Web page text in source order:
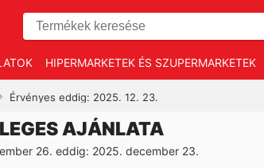
HIPERMARKETEK ÉS SZUPERMARKETEK
Érvényes eddig: 2025. 12. 23.
AJÁNLATA
26. eddig: 2025. december 23.